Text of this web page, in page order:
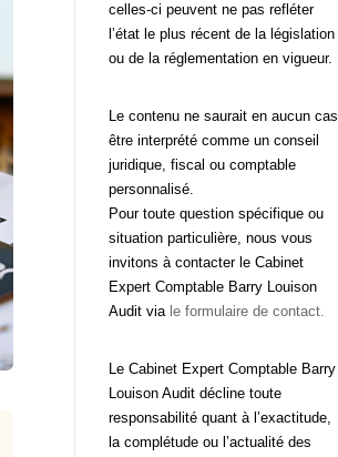
celles-ci peuvent ne pas refléter
l’état le plus récent de la législation
ou de la réglementation en vigueur.
Le contenu ne saurait en aucun cas
être interprété comme un conseil
juridique, fiscal ou comptable
personnalisé.
Pour toute question spécifique ou
situation particulière, nous vous
invitons à contacter le Cabinet
Expert Comptable Barry Louison
Audit via le formulaire de contact.
Le Cabinet Expert Comptable Barry
Louison Audit décline toute
responsabilité quant à l’exactitude,
la complétude ou l’actualité des